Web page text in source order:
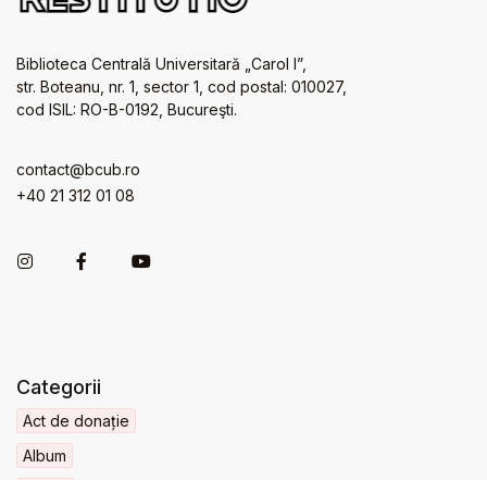
Biblioteca Centrală Universitară „Carol I”,
str. Boteanu, nr. 1, sector 1, cod postal: 010027,
cod ISIL: RO-B-0192, Bucureşti.
contact@bcub.ro
+40 21 312 01 08
Categorii
Act de donație
Album